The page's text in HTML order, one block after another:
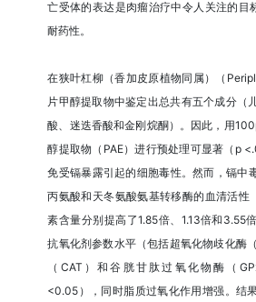
亡受体的表达是肉瘤治疗中令人关注的目
耐药性。
在狭叶杠柳（香加皮原植物同属）（
片甲醇提取物中鉴定出总共有五个成分（
酸、迷迭香酸和金刚烷酮）。因此，用
醇提取物（PAE）进行预处理可显著（p
免受镉暴露引起的细胞毒性。然而，镉中
丙氨酸和天冬氨酸氨基转移酶的血清活性
素含量分别提高了1.85倍、1.13倍和3.55
抗氧化剂参数水平（包括超氧化物歧化酶
（CAT）和谷胱甘肽过氧化物酶（
<0.05），同时脂质过氧化作用增强。结